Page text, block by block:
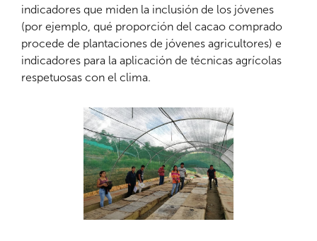
indicadores que miden la inclusión de los jóvenes
(por ejemplo, qué proporción del cacao comprado
procede de plantaciones de jóvenes agricultores) e
indicadores para la aplicación de técnicas agrícolas
respetuosas con el clima.